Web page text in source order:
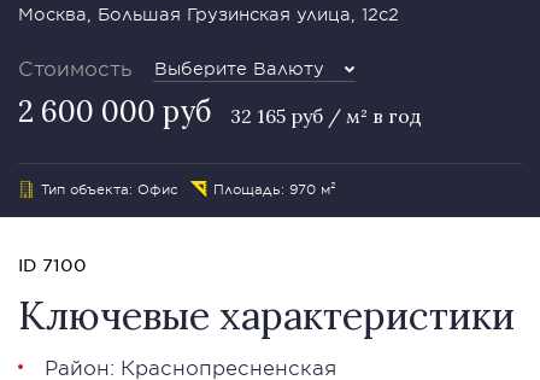
Москва, Большая Грузинская улица, 12с2
Стоимость Выберите Валюту
2 600 000 руб 32 165 руб / м² в год
Тип объекта: Офис Площадь: 970 м²
ID 7100
Ключевые характеристики
Район: Краснопресненская